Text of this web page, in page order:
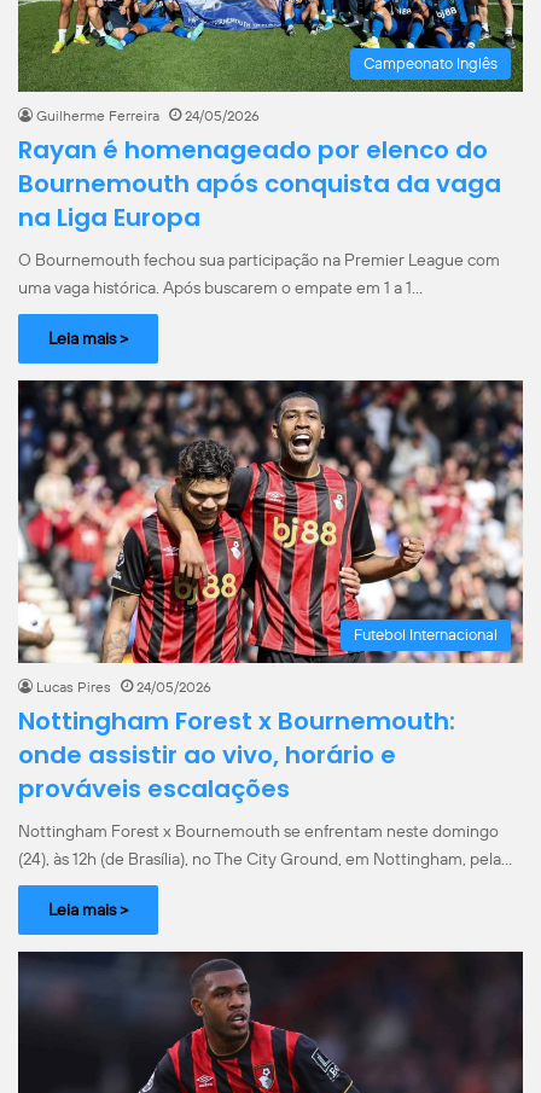
Campeonato Inglês
Guilherme Ferreira 24/05/2026
Rayan é homenageado por elenco do
Bournemouth após conquista da vaga
na Liga Europa
O Bournemouth fechou sua participação na Premier League com
uma vaga histórica. Após buscarem o empate em 1 a 1…
Leia mais >
Futebol Internacional
Lucas Pires 24/05/2026
Nottingham Forest x Bournemouth:
onde assistir ao vivo, horário e
prováveis escalações
Nottingham Forest x Bournemouth se enfrentam neste domingo
(24), às 12h (de Brasília), no The City Ground, em Nottingham, pela…
Leia mais >